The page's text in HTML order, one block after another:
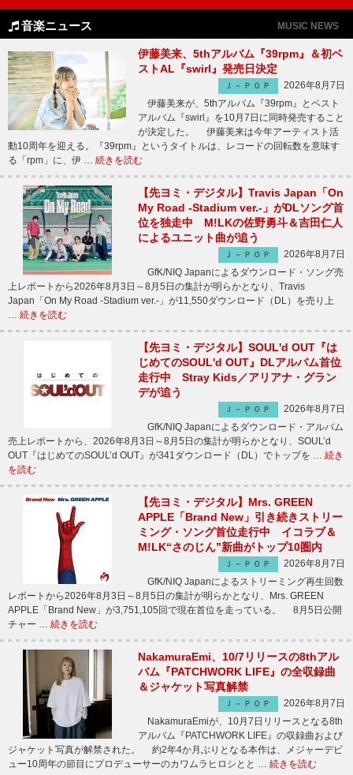
音楽ニュース MUSIC NEWS
伊藤美来、5thアルバム『39rpm』＆初ベ
ストAL『swirl』発売日決定
Ｊ－ＰＯＰ
2026年8月7日
伊藤美来が、5thアルバム『39rpm』とベスト
アルバム『swirl』を10月7日に同時発売すること
が決定した。 伊藤美来は今年アーティスト活
動10周年を迎える。『39rpm』というタイトルは、レコードの回転数を意味す
る「rpm」に、伊 … 続きを読む
【先ヨミ・デジタル】Travis Japan「On
My Road -Stadium ver.-」がDLソング首
位を独走中 M!LKの佐野勇斗＆吉田仁人
によるユニット曲が追う
Ｊ－ＰＯＰ
2026年8月7日
GfK/NIQ Japanによるダウンロード・ソング売
上レポートから2026年8月3日～8月5日の集計が明らかとなり、Travis
Japan「On My Road -Stadium ver.-」が11,550ダウンロード（DL）を売り上
… 続きを読む
【先ヨミ・デジタル】SOUL'd OUT『は
じめてのSOUL'd OUT』DLアルバム首位
走行中 Stray Kids／アリアナ・グラン
デが追う
Ｊ－ＰＯＰ
2026年8月7日
GfK/NIQ Japanによるダウンロード・アルバム
売上レポートから、2026年8月3日～8月5日の集計が明らかとなり、SOUL’d
OUT『はじめてのSOUL’d OUT』が341ダウンロード（DL）でトップを … 続き
を読む
【先ヨミ・デジタル】Mrs. GREEN
APPLE「Brand New」引き続きストリー
ミング・ソング首位走行中 イコラブ＆
M!LK“さのじん”新曲がトップ10圏内
Ｊ－ＰＯＰ
2026年8月7日
GfK/NIQ Japanによるストリーミング再生回数
レポートから2026年8月3日～8月5日の集計が明らかとなり、Mrs. GREEN
APPLE「Brand New」が3,751,105回で現在首位を走っている。 8月5日公開
チャー … 続きを読む
NakamuraEmi、10/7リリースの8thアル
バム『PATCHWORK LIFE』の全収録曲
＆ジャケット写真解禁
Ｊ－ＰＯＰ
2026年8月7日
NakamuraEmiが、10月7日リリースとなる8th
アルバム『PATCHWORK LIFE』の収録曲および
ジャケット写真が解禁された。 約2年4か月ぶりとなる本作は、メジャーデビ
ュー10周年の節目にプロデューサーのカワムラヒロシとと … 続きを読む